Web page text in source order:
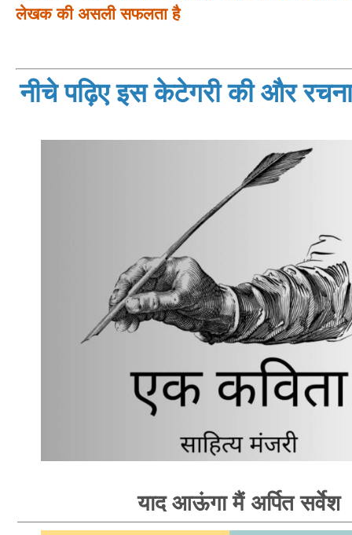
लेखक की असली सफलता है
नीचे पढ़िए इस केटेगरी की और
याद आऊंगा मैं अर्पित सर्वेश